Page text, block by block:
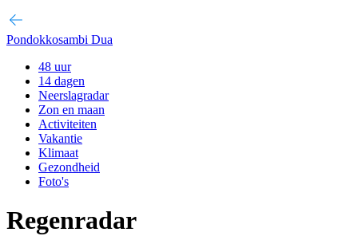
Pondokkosambi Dua
48 uur
14 dagen
Neerslagradar
Zon en maan
Activiteiten
Vakantie
Klimaat
Gezondheid
Foto's
Regenradar